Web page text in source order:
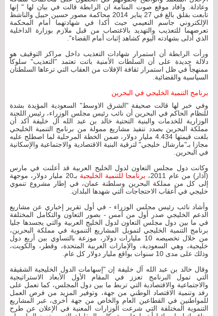
وعادلة. وافاد موقع صوت المنامة ان الرابطة قالت في بيان لها " إنها
تابعت بقلق بالغ في 27 يناير 2014 محاكمة مصور حسين حبيل والناشط
الإلكتروني جاسم النعيمي حيث أكدا في شهادتهما أمام المحكمة
تعرضهما للتعذيب والتهديد بالاغتصاب من قبل ملازم بوزارة الداخلية
الذي أدلى بشهادته اليوم كشاهد إثبات أمام القضاء".
ورأت الرابطة أن استمرار شهادات التعذيب داخل مراكز التوقيف هو
دلالة جديدة على أن السلطات الأمنية باتت تعتمد "التعذيب" سلوكاً
ممنهجاً في ظل استمرار ثقافة الإفلات من العقاب التي ترعاها السلطتان
السياسية والقضائية.
برنامج التنمية الخليجي في البحرين
وفي خبر لها قالت صحيفة "الشرق الاوسط" السعودية المؤيدة بشدة
للنظام الحاكم في البحرين أن نائب رئيس مجلس الوزراء، رئيس اللجنة
الوزارية للخدمات والبنية التحتية خالد بن عبد الله آل خليفة أكد أن
مملكة البحرين بصدد تنفيذ مشاريع ممولة من برنامج التنمية الخليجي
بلغت قيمتها 4.434 مليار دولار، ضمن الخطة المرحلية لما اصطلح عليه
مجازا بـ"مارشال خليجي" لترقية البنية الاقتصادية والاجتماعية والإسكانية
في البحرين.
وكانت دول مجلس التعاون لدول الخليج العربية قد أعلنت في مارس
(آذار) من عام 2011،
برنامجا للتنمية الخليجية
بـ20 مليار دولار، موجهة
إلى كل من مملكة البحرين وسلطنة عمان، في إطار مشروع تنموي
خليجي في أعقاب الاحتجاجات التي شهدها البلدان.
وأشاد نائب رئيس مجلس الوزراء - في أول تقرير إخباري عن مشاريع
الدعم الخليجي صدر أول من أمس - بصور التعاون والتكامل المختلفة
في ما بين دول مجلس التعاون لدول الخليج العربية والتي يجسدها جليا
برنامج التنمية الخليجي لتمويل المشاريع التنموية في مملكة البحرين،
من خلال تخصيصه 10 مليارات دولار، موزعة بالتساوي بين أربع دول
خليجية، وهي السعودية، والإمارات العربية المتحدة، وقطر، والكويت،
وذلك على مدى 10 سنوات بواقع مليار دولار كل عام.
وقال خالد بن عبد الله آل خليفة إن "إسهامات الدول الخليجية الشقيقة
التي تمول البرنامج تعزز في المقام الأول الأبعاد الاستراتيجية
والاجتماعية والاقتصادية التي تربط ما بين دول المجلس، كما تعمل على
رفد وتنمية الاقتصاد الوطني من جهة، وتوفير المزيد من فرص العمل
للمواطنين في القطاعين العام والخاص من جهة أخرى، عبر المشاريع
التنموية المختلفة التي شرعت الوزارات المعنية في الإعلان عن طرح